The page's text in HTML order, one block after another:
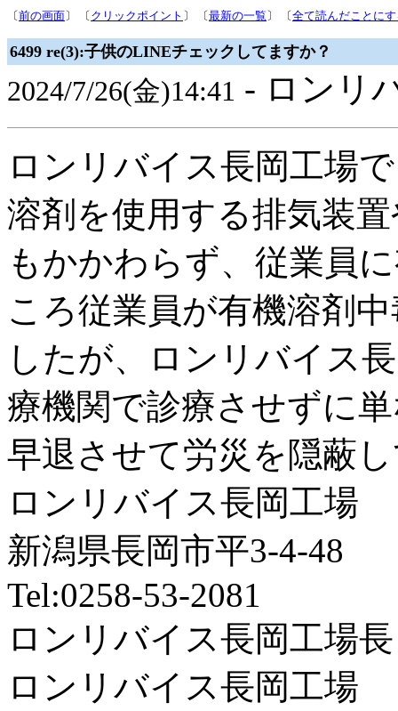
〔前の画面〕 〔 クリックポイント 〕 〔最新の一覧 〕 〔全て読んだことに
6499 re(3):子供のLINEチェックしてますか？
2024/7/26(金)14:41 - ロンリ
ロンリバイス長岡工場
溶剤を使用する排気装
もかかわらず、従業員
ころ従業員が有機溶剤
したが、ロンリバイス
療機関で診療させずに
早退させて労災を隠蔽
ロンリバイス長岡工場
新潟県長岡市平3-4-48
Tel:0258-53-2081
ロンリバイス長岡工場
ロンリバイス長岡工場